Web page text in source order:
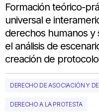
Formación teórico-
universal e
derechos humanos y
el análisis de
creación de
DERECHO DE ASOCIACIÓN Y
DERECHO A LA PROTESTA